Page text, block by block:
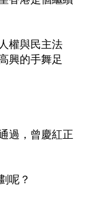
權與民主法
興的手舞足
過，曾慶紅正
呢？